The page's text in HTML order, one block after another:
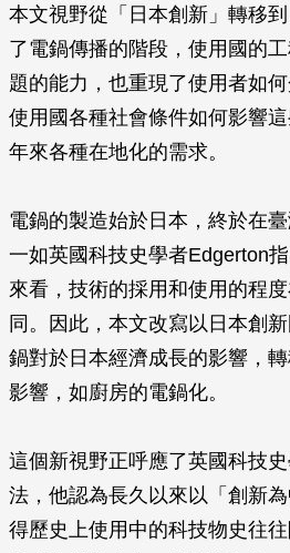
本文視野從「日本創新」轉移
了電鍋傳播的階段，使用國的
題的能力，也重現了使用者如
使用國各種社會條件如何影響
年來各種在地化的需求。
電鍋的製造始於日本，終於在
一如英國科技史學者Edgerton
來看，技術的採用和使用的程
同。因此，本文改寫以日本創
鍋對於日本經濟成長的影響，
影響，如廚房的電鍋化。
這個新視野正呼應了英國科技
法，他認為長久以來以「創新
得歷史上使用中的科技物史往